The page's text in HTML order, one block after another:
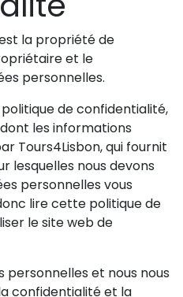
la propriété de
et le
personnelles.
de confidentialité,
les informations
Tours4Lisbon, qui fournit
lesquelles nous devons
personnelles vous
lire cette politique de
le site web de
personnelles et nous nous
confidentialité et la